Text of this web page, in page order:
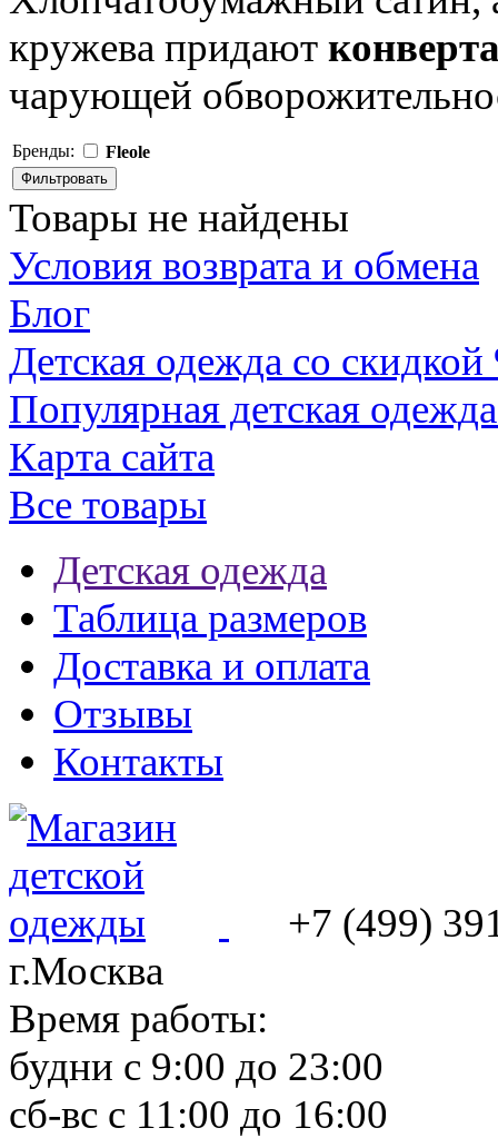
кружева придают
чарующей
Бренды: Fleole
Товары не найдены
Условия возврата и обмена
Блог
Детская одежда со скидкой
Популярная детская
Карта сайта
Все товары
Детская одежда
Таблица размеров
Доставка и оплата
Отзывы
Контакты
+7 (499)
г.Москва
Время работы:
будни с 9:00 до 23:00
сб-вс с 11:00 до 16:00